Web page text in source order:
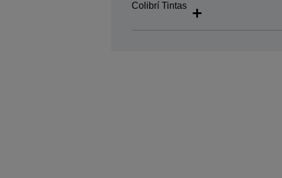
Colibrí Tintas